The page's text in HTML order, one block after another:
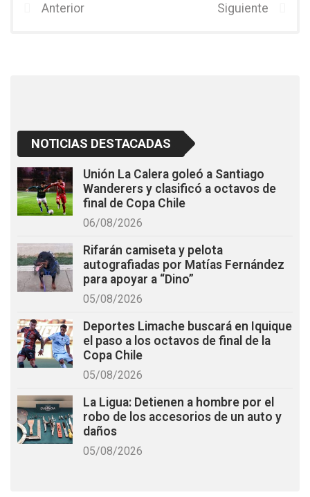
b
er
Anterior Siguiente
NOTICIAS DESTACADAS
Unión La Calera goleó a Santiago
Wanderers y clasificó a octavos de
final de Copa Chile
06/08/2026
Rifarán camiseta y pelota
autografiadas por Matías Fernández
para apoyar a “Dino”
05/08/2026
Deportes Limache buscará en Iquique
el paso a los octavos de final de la
Copa Chile
05/08/2026
La Ligua: Detienen a hombre por el
robo de los accesorios de un auto y
daños
05/08/2026